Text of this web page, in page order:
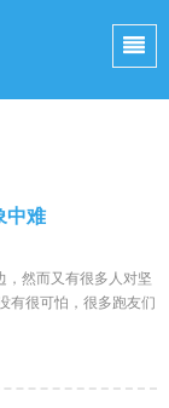
中难
，然而又有很多人对坚
有很可怕，很多跑友们